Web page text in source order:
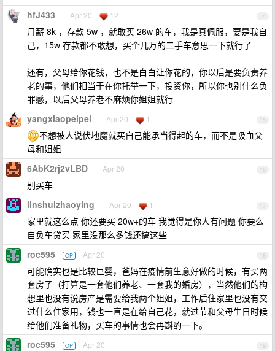
14
hfJ433 Apr 20 12
月薪 8k ，存款 5w ，就敢买 26w 的车，我是真佩服，要是我自
己，15w 存款都不敢想，买个几万的二手车意思一下就行了
还有，父母给你花钱，也不是白白让你花的，你以后是要负责养
老的事，他们相当于在你托举一下，投资你，所以你也别什么负
罪感，以后父母养老不麻烦你姐姐就行
15
yangxiaopeipei Apr 20 1
不想被人说伏地魔就买自己能承当得起的车，而不是吸血父
母和姐姐
16
6AbK2rj2vLBD Apr 20
别买车
17
linshuizhaoying Apr 20 1
家里就这么点 你还要买 20w+的车 我觉得是你人有问题 你要么
自负车贷买 家里没那么多钱还搞这些
18
roc595 OP Apr 20
可能确实也是比较巨婴，爸妈在疫情前生意好做的时候，有买两
套房子（打算是一套他们养老、一套我的婚房），当然他们的构
想里也没有说房产是需要给我两个姐姐，工作后住家里也没有交
过什么住家用，钱也一直是在给自己花，就过节和父母生日时候
给他们准备礼物，买车的事情也会再斟酌一下。
19
roc595 OP Apr 20